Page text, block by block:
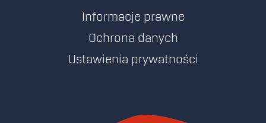
Informacje prawne
Ochrona danych
Ustawienia prywatności